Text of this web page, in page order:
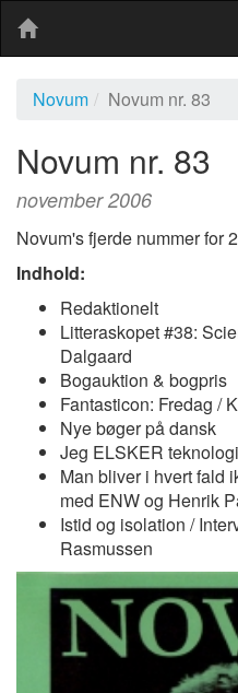
Novum
Novum nr. 83
Novum nr. 83
november 2006
Novum's fjerde nummer for
Indhold:
Redaktionelt
Litteraskopet #38:
Dalgaard
Bogauktion & bogpris
Fantasticon: Fredag /
Nye bøger på dansk
Jeg ELSKER
Man bliver i hvert fald
med ENW og Henrik
Istid og isolation /
Rasmussen